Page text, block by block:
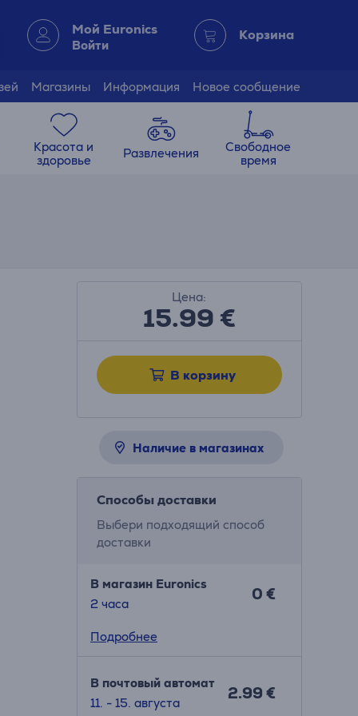
Мой Euronics
Войти
Корзина
Магазины Информация Новое сообщение
Красота и
здоровье
Развлечения
Свободное
время
Цена:
15.99€
В корзину
Наличие в магазинах
Способы доставки
Выбери подходящий способ
доставки
В магазин Euronics
2 часa
0 €
Подробнее
В почтовый автомат
11. - 15. августа
2.99 €